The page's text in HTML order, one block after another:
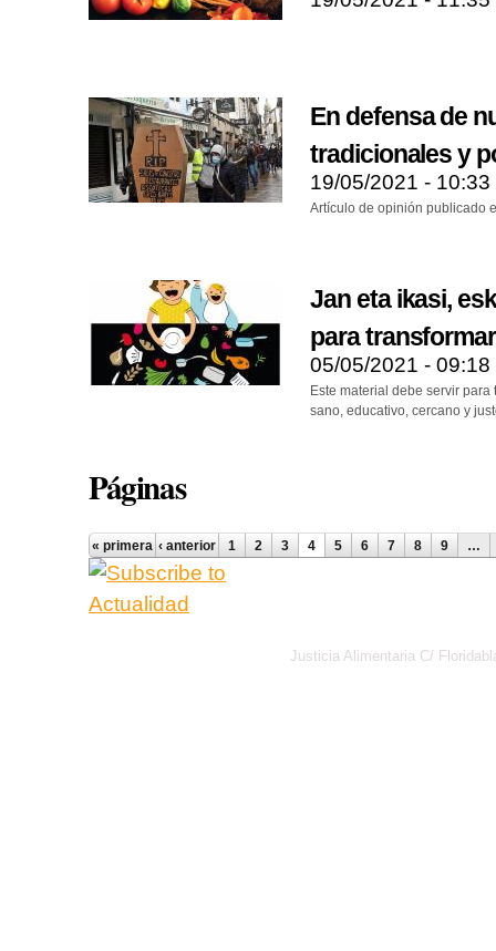
En defensa de
tradicionales y
19/05/2021 - 10:33
Artículo de opinión publicado
Jan eta ikasi,
para
05/05/2021 - 09:18
Este material debe servir
sano, educativo, cercano y
Páginas
« primera ‹ anterior 1 2 3 4 5 6 7 8 9 …
Justicia Alimentaria C/